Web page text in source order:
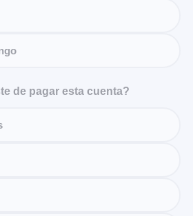
de pagar esta cuenta?